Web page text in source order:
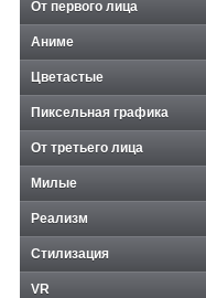
От первого лица
Аниме
Цветастые
Пиксельная графика
От третьего лица
Милые
Реализм
Стилизация
VR